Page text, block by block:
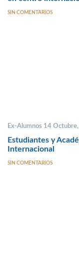
SIN COMENTARIOS
Ex-Alumnos 14
Estudiantes y
Internacional
SIN COMENTARIOS